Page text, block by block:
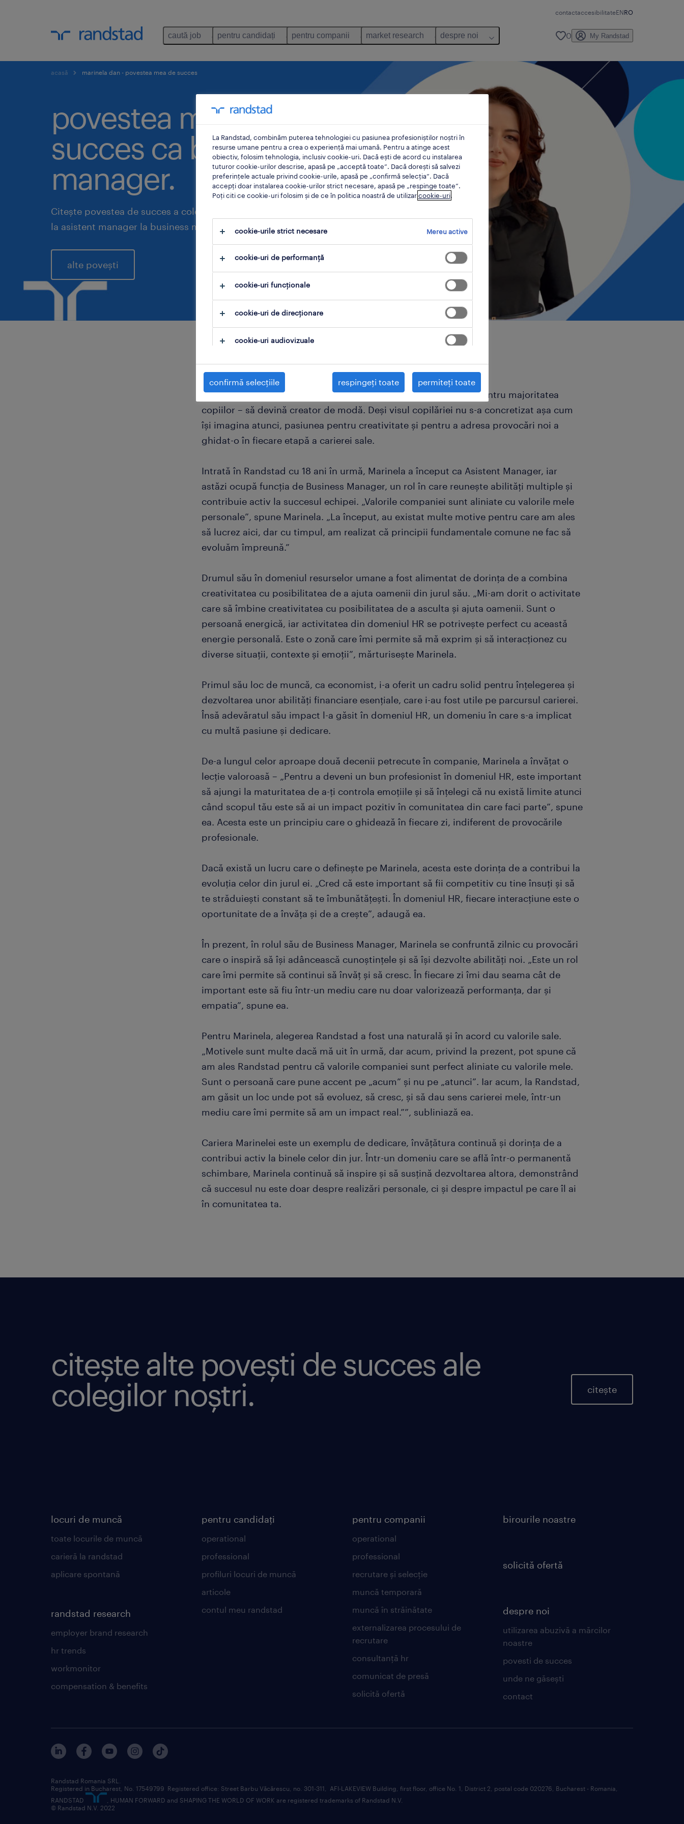
contactaccesibilitateENRO
caută job pentru candidați pentru companii market research despre noi 0 My Randstad
acasă marinela dan - povestea mea de succes
povestea mea de
succes ca business
manager.
Citește povestea de succes a colegei noastre, Marinela Dan, de
la asistent manager la business manager
alte povești
Marinela și-a început cariera profesională cu un vis neobișnuit pentru majoritatea
copiilor – să devină creator de modă. Deși visul copilăriei nu s-a concretizat așa cum
își imagina atunci, pasiunea pentru creativitate și pentru a adresa provocări noi a
ghidat-o în fiecare etapă a carierei sale.
Intrată în Randstad cu 18 ani în urmă, Marinela a început ca Asistent Manager, iar
astăzi ocupă funcția de Business Manager, un rol în care reunește abilități multiple și
contribuie activ la succesul echipei. „Valorile companiei sunt aliniate cu valorile mele
personale”, spune Marinela. „La început, au existat multe motive pentru care am ales
să lucrez aici, dar cu timpul, am realizat că principii fundamentale comune ne fac să
evoluăm împreună.”
Drumul său în domeniul resurselor umane a fost alimentat de dorința de a combina
creativitatea cu posibilitatea de a ajuta oamenii din jurul său. „Mi-am dorit o activitate
care să îmbine creativitatea cu posibilitatea de a asculta și ajuta oamenii. Sunt o
persoană energică, iar activitatea din domeniul HR se potrivește perfect cu această
energie personală. Este o zonă care îmi permite să mă exprim și să interacționez cu
diverse situații, contexte și emoții”, mărturisește Marinela.
Primul său loc de muncă, ca economist, i-a oferit un cadru solid pentru înțelegerea și
dezvoltarea unor abilități financiare esențiale, care i-au fost utile pe parcursul carierei.
Însă adevăratul său impact l-a găsit în domeniul HR, un domeniu în care s-a implicat
cu multă pasiune și dedicare.
De-a lungul celor aproape două decenii petrecute în companie, Marinela a învățat o
lecție valoroasă – „Pentru a deveni un bun profesionist în domeniul HR, este important
să ajungi la maturitatea de a-ți controla emoțiile și să înțelegi că nu există limite atunci
când scopul tău este să ai un impact pozitiv în comunitatea din care faci parte”, spune
ea. Acesta este un principiu care o ghidează în fiecare zi, indiferent de provocările
profesionale.
Dacă există un lucru care o definește pe Marinela, acesta este dorința de a contribui la
evoluția celor din jurul ei. „Cred că este important să fii competitiv cu tine însuți și să
te străduiești constant să te îmbunătățești. În domeniul HR, fiecare interacțiune este o
oportunitate de a învăța și de a crește”, adaugă ea.
În prezent, în rolul său de Business Manager, Marinela se confruntă zilnic cu provocări
care o inspiră să își adâncească cunoștințele și să își dezvolte abilități noi. „Este un rol
care îmi permite să continui să învăț și să cresc. În fiecare zi îmi dau seama cât de
important este să fiu într-un mediu care nu doar valorizează performanța, dar și
empatia”, spune ea.
Pentru Marinela, alegerea Randstad a fost una naturală și în acord cu valorile sale.
„Motivele sunt multe dacă mă uit în urmă, dar acum, privind la prezent, pot spune că
am ales Randstad pentru că valorile companiei sunt perfect aliniate cu valorile mele.
Sunt o persoană care pune accent pe „acum” și nu pe „atunci”. Iar acum, la Randstad,
am găsit un loc unde pot să evoluez, să cresc, și să dau sens carierei mele, într-un
mediu care îmi permite să am un impact real.””, subliniază ea.
Cariera Marinelei este un exemplu de dedicare, învățătura continuă și dorința de a
contribui activ la binele celor din jur. Într-un domeniu care se află într-o permanentă
schimbare, Marinela continuă să inspire și să susțină dezvoltarea altora, demonstrând
că succesul nu este doar despre realizări personale, ci și despre impactul pe care îl ai
în comunitatea ta.
citește alte povești de succes ale
colegilor noștri.
citește
locuri de muncă
toate locurile de muncă
carieră la randstad
aplicare spontană
randstad research
employer brand research
hr trends
workmonitor
compensation & benefits
pentru candidați
operational
professional
profiluri locuri de muncă
articole
contul meu randstad
pentru companii
operational
professional
recrutare și selecție
muncă temporară
muncă în străinătate
externalizarea procesului de
recrutare
consultanță hr
comunicat de presă
solicită ofertă
birourile noastre
solicită ofertă
despre noi
utilizarea abuzivă a mărcilor
noastre
povesti de succes
unde ne găsești
contact
Randstad Romania SRL.
Registered in Bucharest, No. 17549799 Registered office: Street Barbu Văcărescu, no. 301-311, AFI-LAKEVIEW Building, first floor, office No. 1, District 2, postal code 020276, Bucharest - Romania,
RANDSTAD
, HUMAN FORWARD and SHAPING THE WORLD OF WORK are registered trademarks of Randstad N.V.
© Randstad N.V. 2022
La Randstad, combinăm puterea tehnologiei cu pasiunea profesioniștilor noștri în
resurse umane pentru a crea o experiență mai umană. Pentru a atinge acest
obiectiv, folosim tehnologia, inclusiv cookie-uri. Dacă ești de acord cu instalarea
tuturor cookie-urilor descrise, apasă pe „acceptă toate”. Dacă dorești să salvezi
preferințele actuale privind cookie-urile, apasă pe „confirmă selecția”. Dacă
accepți doar instalarea cookie-urilor strict necesare, apasă pe „respinge toate”.
Poți citi ce cookie-uri folosim și de ce în politica noastră de utilizarcookie-uri.
cookie-urile strict necesare Mereu active
cookie-uri de performanță
cookie-uri funcționale
cookie-uri de direcționare
cookie-uri audiovizuale
confirmă selecțiile respingeți toate permiteți toate